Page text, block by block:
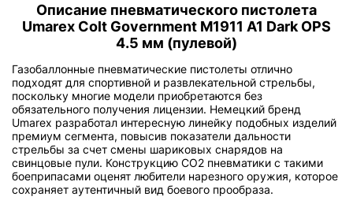
Описание пневматического пистолета
Umarex Colt Government M1911 A1 Dark OPS
4.5 мм (пулевой)
Газобаллонные пневматические пистолеты отлично
подходят для спортивной и развлекательной стрельбы,
поскольку многие модели приобретаются без
обязательного получения лицензии. Немецкий бренд
Umarex разработал интересную линейку подобных изделий
премиум сегмента, повысив показатели дальности
стрельбы за счет смены шариковых снарядов на
свинцовые пули. Конструкцию CO2 пневматики с такими
боеприпасами оценят любители нарезного оружия, которое
сохраняет аутентичный вид боевого прообраза.